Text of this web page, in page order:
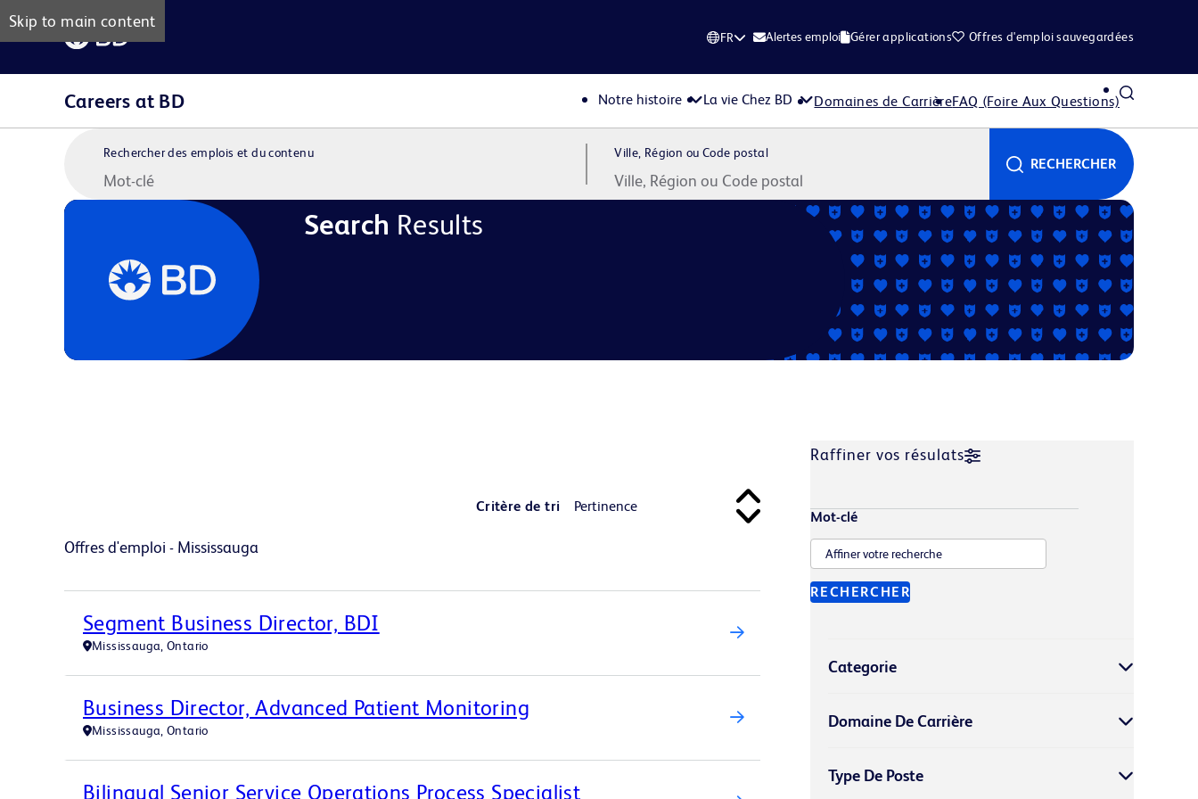
Skip to main content
FR Alertes emploi Gérer applications Offres d'emploi sauvegardées
Careers at BD Notre histoire La vie Chez BD Domaines de CarrièreFAQ (Foire Aux Questions)
Rechercher des emplois et du contenu Ville, Région ou Code postal
RECHERCHER
Search Results
Critère de tri
Offres d'emploi - Mississauga
Segment Business Director, BDI
Mississauga, Ontario
Business Director, Advanced Patient Monitoring
Mississauga, Ontario
Bilingual Senior Service Operations Process Specialist
Raffiner vos résulats
Mot-clé
RECHERCHER
Categorie
Domaine De Carrière
Type De Poste